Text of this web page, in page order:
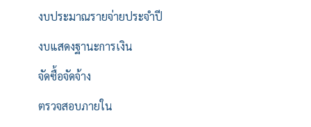
งบประมาณรายจ่ายประจำปี
งบแสดงฐานะการเงิน
จัดซื้อจัดจ้าง
ตรวจสอบภายใน